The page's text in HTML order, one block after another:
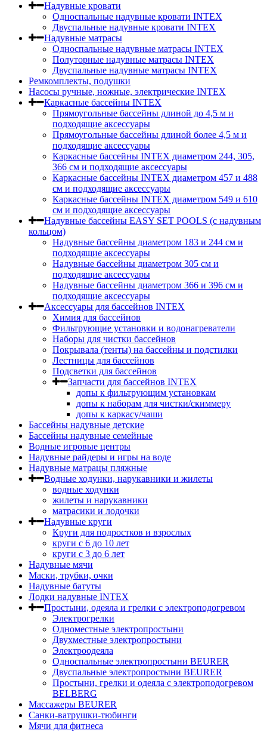
Надувные кровати
Односпальные надувные кровати INTEX
Двуспальные надувные кровати INTEX
Надувные матрасы
Односпальные надувные матрасы INTEX
Полуторные надувные матрасы INTEX
Двуспальные надувные матрасы INTEX
Ремкомплекты, подушки
Насосы ручные, ножные, электрические INTEX
Каркасные бассейны INTEX
Прямоугольные бассейны длиной до 4,5 м и
подходящие аксессуары
Прямоугольные бассейны длиной более 4,5 м и
подходящие аксессуары
Каркасные бассейны INTEX диаметром 244, 305,
366 см и подходящие аксессуары
Каркасные бассейны INTEX диаметром 457 и 488
cм и подходящие аксессуары
Каркасные бассейны INTEX диаметром 549 и 610
см и подходящие аксессуары
Надувные бассейны EASY SET POOLS (с надувным
кольцом)
Надувные бассейны диаметром 183 и 244 см и
подходящие аксессуары
Надувные бассейны диаметром 305 см и
подходящие аксессуары
Надувные бассейны диаметром 366 и 396 см и
подходящие аксессуары
Аксессуары для бассейнов INTEX
Химия для бассейнов
Фильтрующие установки и водонагреватели
Наборы для чистки бассейнов
Покрывала (тенты) на бассейны и подстилки
Лестницы для бассейнов
Подсветки для бассейнов
Запчасти для бассейнов INTEX
допы к фильтрующим установкам
допы к наборам для чистки/скиммеру
допы к каркасу/чаши
Бассейны надувные детские
Бассейны надувные семейные
Водные игровые центры
Надувные райдеры и игры на воде
Надувные матрацы пляжные
Водные ходунки, нарукавники и жилеты
водные ходунки
жилеты и нарукавники
матрасики и лодочки
Надувные круги
Круги для подростков и взрослых
круги с 6 до 10 лет
круги c 3 до 6 лет
Надувные мячи
Маски, трубки, очки
Надувные батуты
Лодки надувные INTEX
Простыни, одеяла и грелки с электроподогревом
Электрогрелки
Одноместные электропростыни
Двухместные электропростыни
Электроодеяла
Односпальные электропростыни BEURER
Двуспальные электропростыни BEURER
Простыни, грелки и одеяла с электроподогревом
BELBERG
Массажеры BEURER
Санки-ватрушки-тюбинги
Мячи для фитнеса